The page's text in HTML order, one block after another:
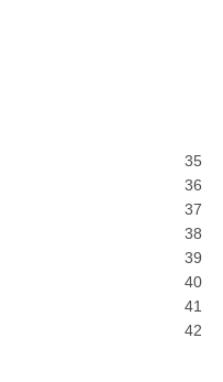
35
36
37
38
39
40
41
42